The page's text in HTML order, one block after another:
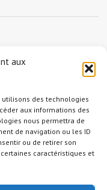
aux
des technologies
aux informations des
nous permettra de
de navigation ou les ID
ou de retirer son
caractéristiques et